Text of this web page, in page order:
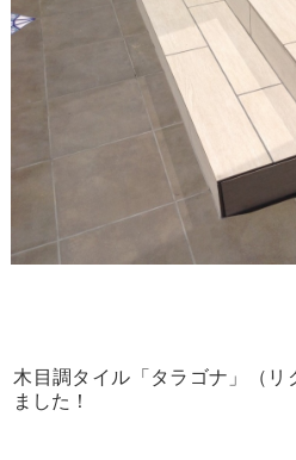
木目調タイル「タラゴナ」（リ
ました！